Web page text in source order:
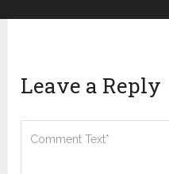
Leave a Reply